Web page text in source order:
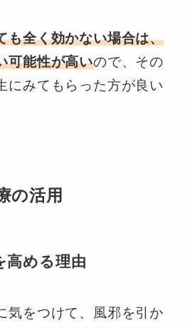
も全く効かない場合は、
可能性が高いので、その
にみてもらった方が良い
の活用
高める理由
気をつけて、風邪を引か